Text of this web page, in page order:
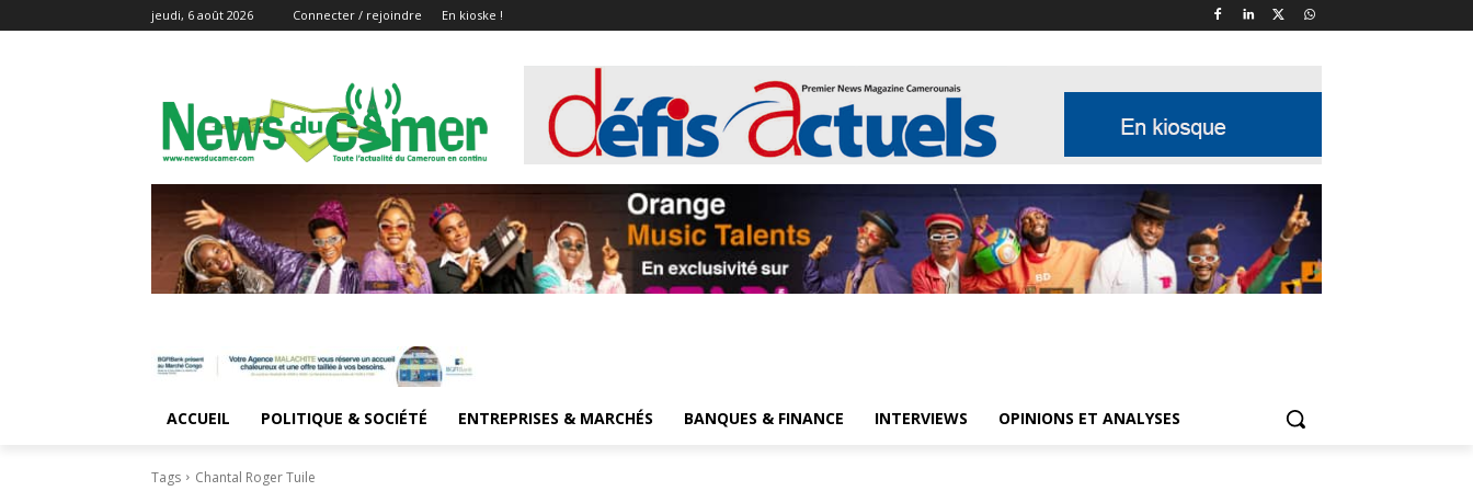
jeudi, 6 août 2026 Connecter / rejoindre En kioske !
ACCUEIL POLITIQUE & SOCIÉTÉ ENTREPRISES & MARCHÉS BANQUES & FINANCE INTERVIEWS OPINIONS ET ANALYSES
Tags Chantal Roger Tuile